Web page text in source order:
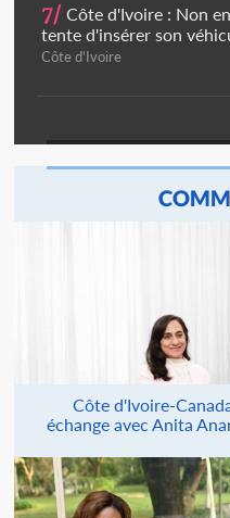
7/ Côte d'Ivoire : Non
tente d'insérer son
Côte d'Ivoire
Côte d'Ivoire-
échange avec Anita